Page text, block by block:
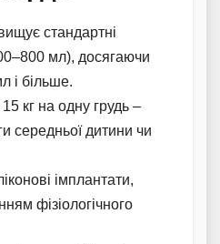
стандартні
мл), досягаючи
і більше.
кг на одну грудь –
середньої дитини чи
імплантати,
фізіологічного